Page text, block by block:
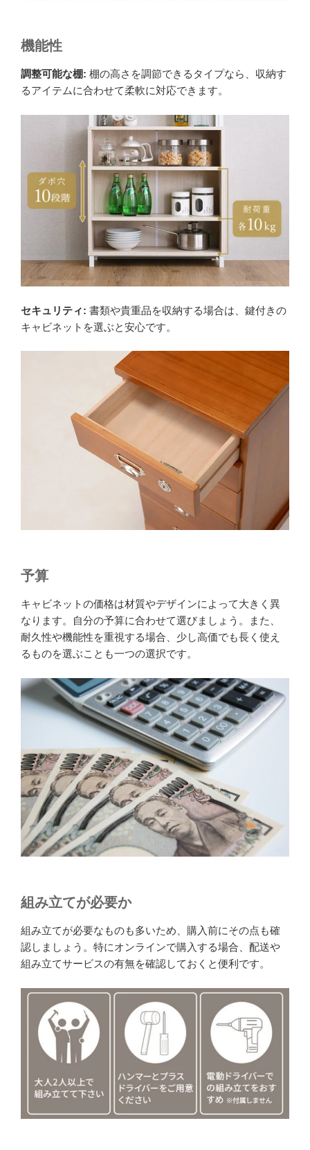
機能性
調整可能な棚: 棚の高さを調節できるタイプなら、収納す
るアイテムに合わせて柔軟に対応できます。
セキュリティ: 書類や貴重品を収納する場合は、鍵付きの
キャビネットを選ぶと安心です。
予算
キャビネットの価格は材質やデザインによって大きく異
なります。自分の予算に合わせて選びましょう。また、
耐久性や機能性を重視する場合、少し高価でも長く使え
るものを選ぶことも一つの選択です。
組み立てが必要か
組み立てが必要なものも多いため、購入前にその点も確
認しましょう。特にオンラインで購入する場合、配送や
組み立てサービスの有無を確認しておくと便利です。